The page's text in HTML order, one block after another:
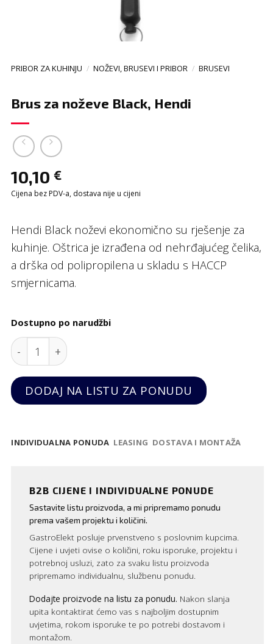
PRIBOR ZA KUHINJU / NOŽEVI, BRUSEVI I PRIBOR / BRUSEVI
Brus za noževe Black, Hendi
10,10€
Cijena bez PDV-a, dostava nije u cijeni
Hendi Black noževi ekonomično su rješenje za
kuhinje. Oštrica je izrađena od nehrđajućeg čelika,
a drška od polipropilena u skladu s HACCP
smjernicama.
Dostupno po narudžbi
Brus za noževe Black, Hendi quantity
DODAJ NA LISTU ZA PONUDU
INDIVIDUALNA PONUDA LEASING DOSTAVA I MONTAŽA
B2B CIJENE I INDIVIDUALNE PONUDE
Sastavite listu proizvoda, a mi pripremamo ponudu
prema vašem projektu i količini.
GastroElekt posluje prvenstveno s poslovnim kupcima.
Cijene i uvjeti ovise o količini, roku isporuke, projektu i
potrebnoj usluzi, zato za svaku listu proizvoda
pripremamo individualnu, službenu ponudu.
Dodajte proizvode na listu za ponudu. Nakon slanja
upita kontaktirat ćemo vas s najboljim dostupnim
uvjetima, rokom isporuke te po potrebi dostavom i
montažom.